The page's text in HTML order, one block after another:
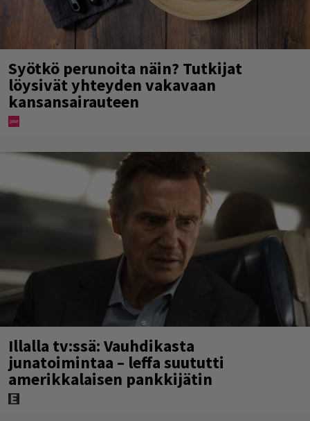
Syötkö perunoita näin? Tutkijat
löysivät yhteyden vakavaan
kansansairauteen
Illalla tv:ssä: Vauhdikasta
junatoimintaa – leffa suututti
amerikkalaisen pankkijätin